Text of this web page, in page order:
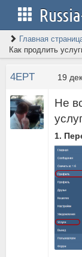
Главная
Как продлить
4EPT 19
Не
1.